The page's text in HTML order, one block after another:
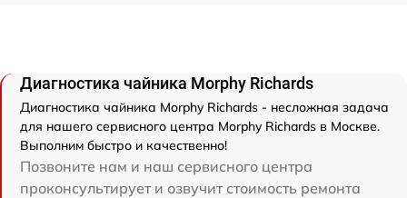
Диагностика чайника Morphy Richards
Диагностика чайника Morphy Richards - несложная задача
для нашего сервисного центра Morphy Richards в Москве.
Выполним быстро и качественно!
Позвоните нам и наш сервисного центра
проконсультирует и озвучит стоимость ремонта